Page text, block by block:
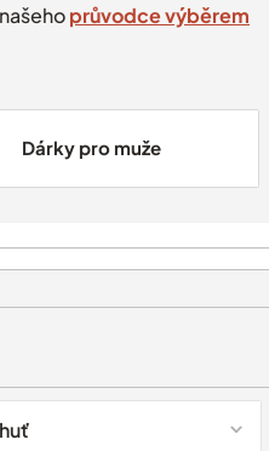
průvodce výběrem
Dárky pro muže